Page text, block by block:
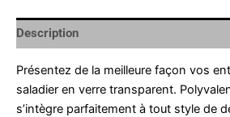
Description
Présentez de la meilleure façon vos
saladier en verre transparent.
s’intègre parfaitement à tout style de